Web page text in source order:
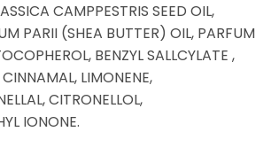
CAMPPESTRIS SEED OIL,
PARII (SHEA BUTTER) OIL, PARFUM
BENZYL SALLCYLATE ,
LIMONENE,
CITRONELLOL,
IONONE.